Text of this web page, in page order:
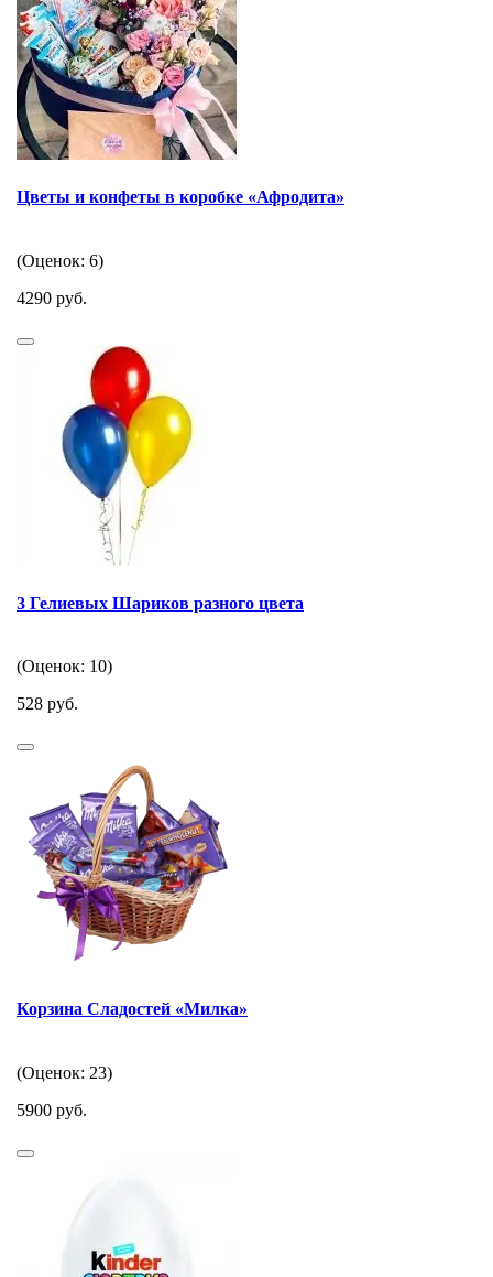
Цветы и конфеты в коробке «Афродита»
(Оценок: 6)
4290 руб.
3 Гелиевых Шариков разного цвета
(Оценок: 10)
528 руб.
Корзина Сладостей «Милка»
(Оценок: 23)
5900 руб.